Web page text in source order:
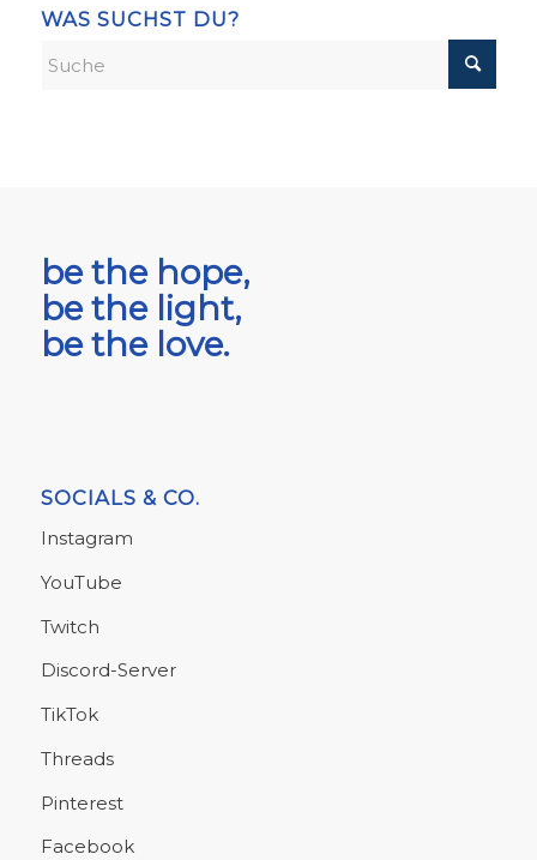
WAS SUCHST DU?
be the hope,
be the light,
be the love.
SOCIALS & CO.
Instagram
YouTube
Twitch
Discord-Server
TikTok
Threads
Pinterest
Facebook